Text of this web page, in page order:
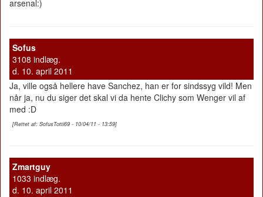
arsenal:)
Sofus
3108 indlæg.
d. 10. april 2011
Ja, ville også hellere have Sanchez, han er for sindssyg vild! Men
når ja, nu du siger det skal vi da hente Clichy som Wenger vil af
med :D
[Rettet af: SofusTotti69 - 10/04/11 - 13:59]
Zmartguy
1033 indlæg.
d. 10. april 2011